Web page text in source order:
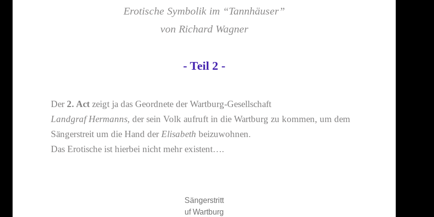
Erotische Symbolik im “Tannhäuser”
von Richard Wagner
- Teil 2 -
Der2. Act zeigt ja das Geordnete der Wartburg-​Gesellschaft
Landgraf Hermanns, der sein Volk aufruft in die Wartburg zu kommen, um dem
Sängerstreit um die Hand derElisabethbeizu­wohnen.
Das Erotische ist hierbei nicht mehr existent….
Sängerstritt
uf Wartburg